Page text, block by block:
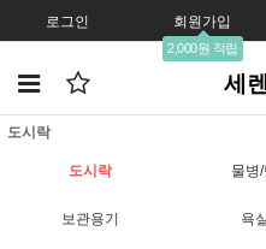
로그인 회원가입
2,000원 적립
세
도시락
도시락 물병
보관용기 욕